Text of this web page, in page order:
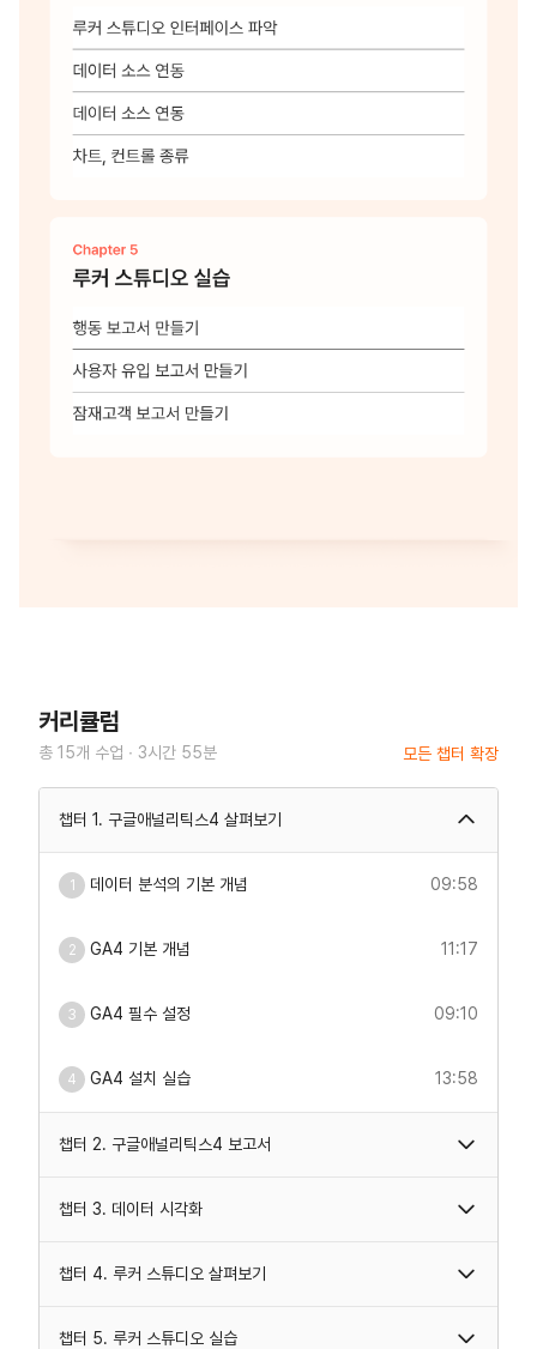
커리큘럼
총 15개 수업 ∙ 3시간 55분 모든 챕터 확장
챕터 1. 구글애널리틱스4 살펴보기
1 데이터 분석의 기본 개념 09:58
2 GA4 기본 개념 11:17
3 GA4 필수 설정 09:10
4 GA4 설치 실습 13:58
챕터 2. 구글애널리틱스4 보고서
챕터 3. 데이터 시각화
챕터 4. 루커 스튜디오 살펴보기
챕터 5. 루커 스튜디오 실습